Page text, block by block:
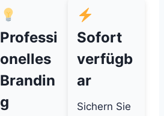
Professi
onelles
Brandin
g
Sofort
verfügb
ar
Sichern Sie